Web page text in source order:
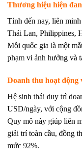
Thương hiệu hiện
Tính đến nay, liên
Thái Lan, Philippines,
Mỗi quốc gia là một
phạm vi ảnh hưởng và
Doanh thu hoạt động
Hệ sinh thái duy trì
USD/ngày, với cộng
Quy mô này giúp liên
giải trí toàn cầu, đồng
mức 92%.